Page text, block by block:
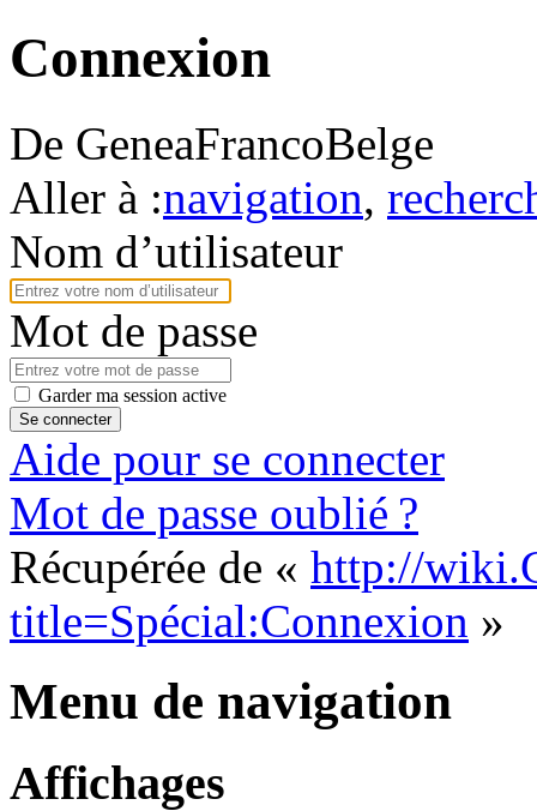
Connexion
De GeneaFrancoBelge
Aller à :navigation,
Nom d’utilisateur
Mot de passe
Garder ma session active
Se connecter
Aide pour se connecter
Mot de passe oublié ?
Récupérée de « http://
title=Spécial:Connexion »
Menu de navigation
Affichages